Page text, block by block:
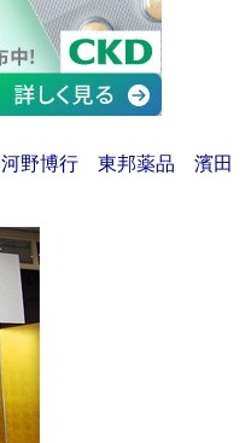
河野博行 東邦薬品
濱田